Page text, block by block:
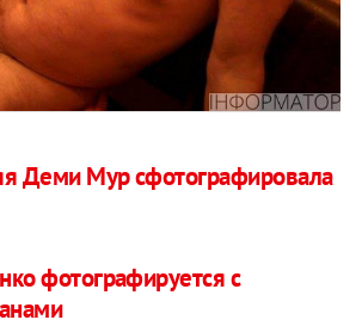
Деми Мур сфотографировала
фотографируется с